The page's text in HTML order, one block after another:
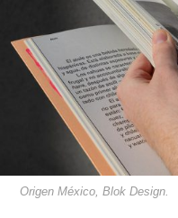
Origen México, Blok Design.